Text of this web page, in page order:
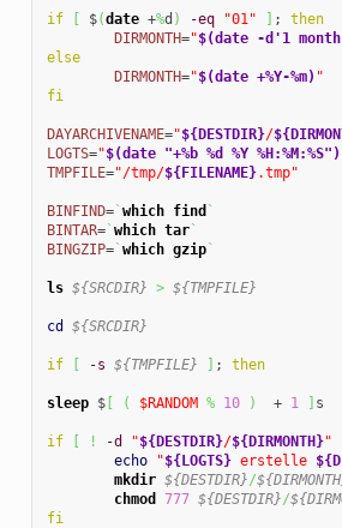
if $(date +%d ) -eq "01" ; then
DIRMONTH="$(date -d'1 month
else
DIRMONTH="$(date +%Y-%m) "
fi
DAYARCHIVENAME="${DESTDIR}/
LOGTS="$(date "+%b %d %Y %H:%M:%S")
TMPFILE="/tmp/${FILENAME}.tmp"
BINFIND=` which find `
BINTAR=` which tar`
BINGZIP=` which gzip`
ls ${SRCDIR} > ${TMPFILE}
cd ${SRCDIR}
if -s ${TMPFILE} ; then
sleep $[ ( $RANDOM % 10 )
  +
1 s
if ! -d "${DESTDIR}/${DIRMONTH}"
echo
"${LOGTS} erstelle
mkdir ${DESTDIR}/
chmod
777 ${DESTDIR}/
fi